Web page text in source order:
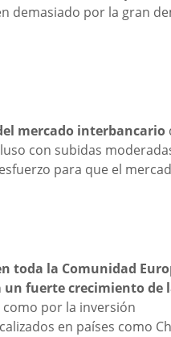
demasiado por la gran
mercado interbancario
con subidas
para que el
toda la Comunidad
un fuerte crecimiento de
por la inversión
en países como